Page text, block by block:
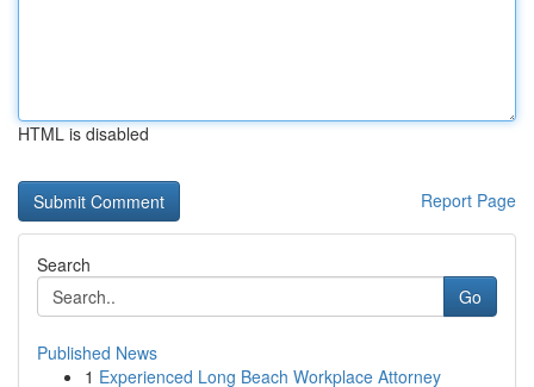
HTML is disabled
Report Page
Search
Go
Published News
1 Experienced Long Beach Workplace Attorney